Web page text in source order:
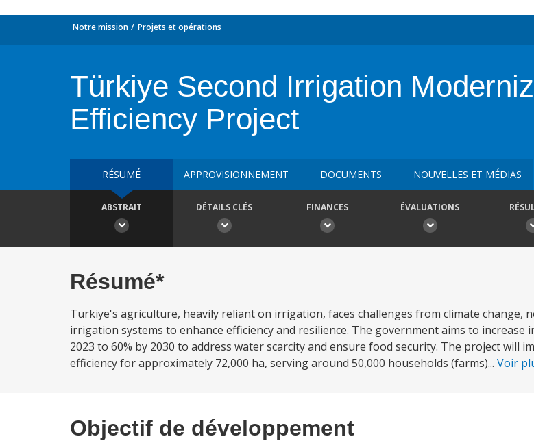
Notre mission Projets et opérations
Türkiye Second Irrigation
Efficiency Project
RÉSUMÉ APPROVISIONNEMENT DOCUMENTS NOUVELLES ET MÉDIAS
ABSTRAIT DÉTAILS CLÉS FINANCES ÉVALUATIONS
Résumé*
Turkiye's agriculture, heavily reliant on irrigation, faces challenges from climate change,
irrigation systems to enhance efficiency and resilience. The government aims to increase
2023 to 60% by 2030 to address water scarcity and ensure food security. The project will
efficiency for approximately 72,000 ha, serving around 50,000 households (farms)... Voir
Objectif de développement